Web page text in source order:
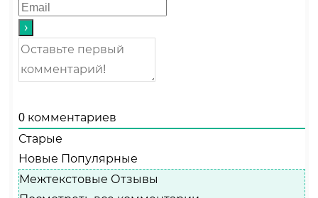
0 комментариев
Старые
Новые Популярные
Межтекстовые Отзывы